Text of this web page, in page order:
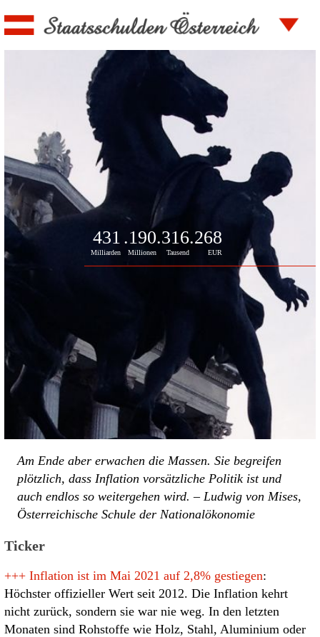
.268
EUR
.316
Tausend
.190
Millionen
431
Milliarden
Am Ende aber erwachen die Massen. Sie begreifen
plötzlich, dass Inflation vorsätzliche Politik ist und
auch endlos so weitergehen wird. – Ludwig von Mises,
Österreichische Schule der Nationalökonomie
Ticker
+++ Inflation ist im Mai 2021 auf 2,8% gestiegen:
Höchster offizieller Wert seit 2012. Die Inflation kehrt
nicht zurück, sondern sie war nie weg. In den letzten
Monaten sind Rohstoffe wie Holz, Stahl, Aluminium oder